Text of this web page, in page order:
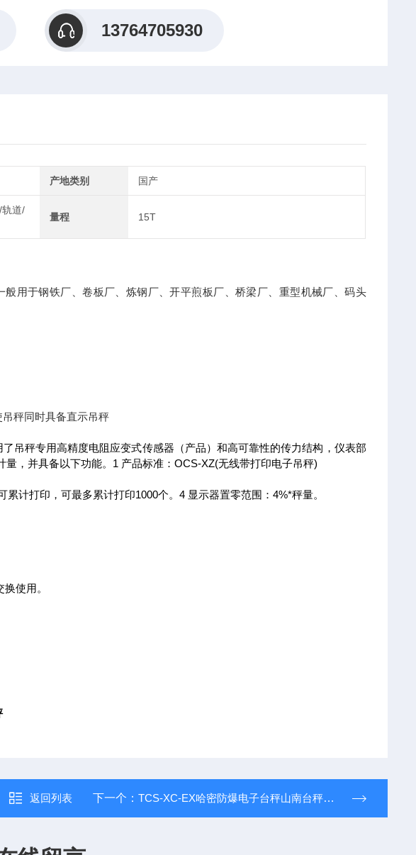
13764705930
产地类别 国产
轨道/
量程 15T
用于钢铁厂、卷板厂、炼钢厂、开平煎板厂、桥梁厂、重型机械厂、码头
秤同时具备直示吊秤
吊秤专用高精度电阻应变式传感器（产品）和高可靠性的传力结构，仪表部
，并具备以下功能。1 产品标准：OCS-XZ(无线带打印电子吊秤)
计打印，可最多累计打印1000个。4 显示器置零范围：4%*秤量。
使用。
返回列表 下一个： TCS-XC-EX哈密防爆电子台秤山南台秤吴忠防爆台秤